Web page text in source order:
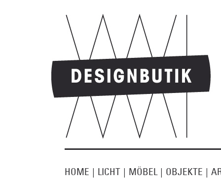
HOME | LICHT | MÖBEL | OBJEKTE |